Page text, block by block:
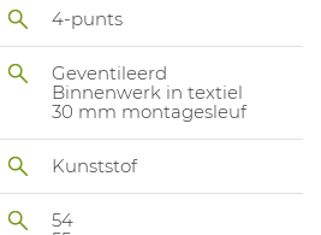
4-punts
Geventileerd
Binnenwerk in textiel
30 mm montagesleuf
Kunststof
54